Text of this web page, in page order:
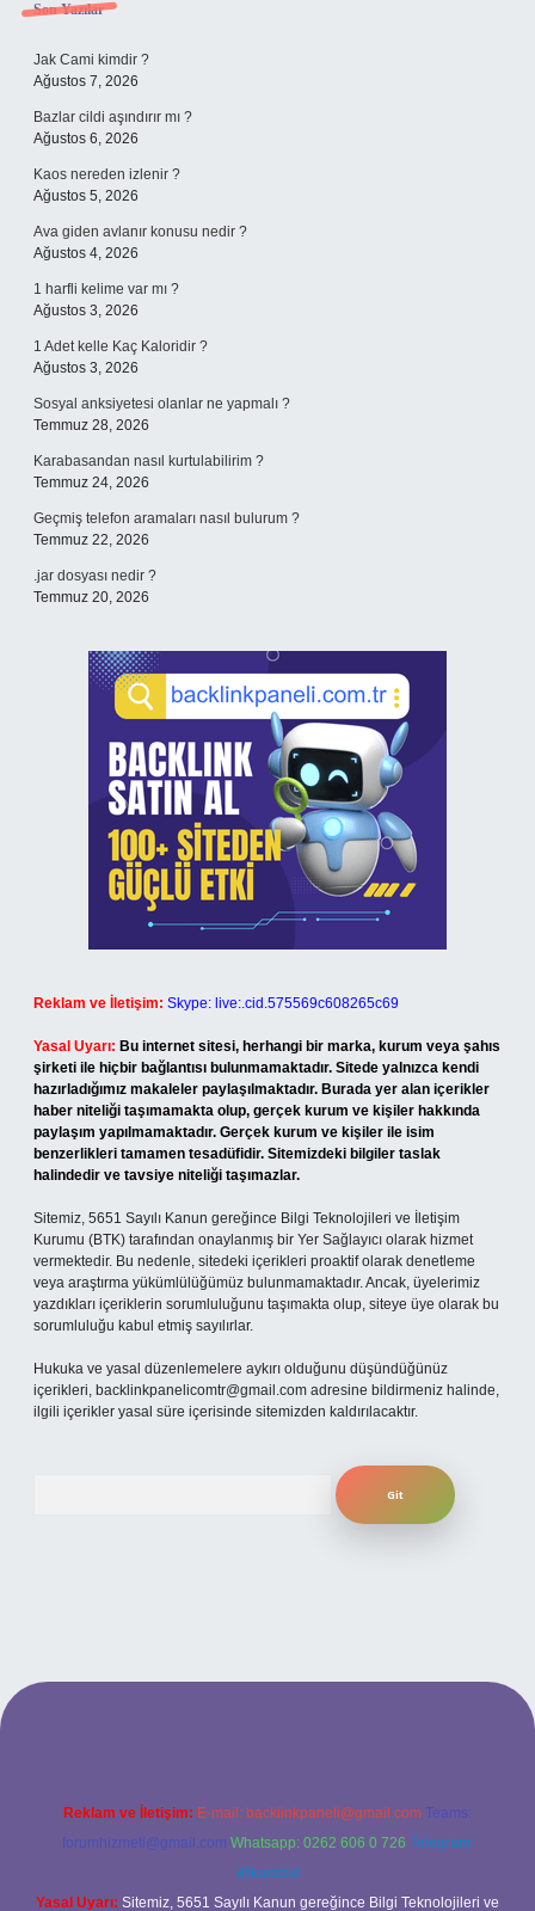
Sidebar
Son Yazılar
Jak Cami kimdir ?
Ağustos 7, 2026
Bazlar cildi aşındırır mı ?
Ağustos 6, 2026
Kaos nereden izlenir ?
Ağustos 5, 2026
Ava giden avlanır konusu nedir ?
Ağustos 4, 2026
1 harfli kelime var mı ?
Ağustos 3, 2026
1 Adet kelle Kaç Kaloridir ?
Ağustos 3, 2026
Sosyal anksiyetesi olanlar ne yapmalı ?
Temmuz 28, 2026
Karabasandan nasıl kurtulabilirim ?
Temmuz 24, 2026
Geçmiş telefon aramaları nasıl bulurum ?
Temmuz 22, 2026
.jar dosyası nedir ?
Temmuz 20, 2026
Reklam ve İletişim: Skype: live:.cid.575569c608265c69
Yasal Uyarı: Bu internet sitesi, herhangi bir marka, kurum veya şahıs
şirketi ile hiçbir bağlantısı bulunmamaktadır. Sitede yalnızca kendi
hazırladığımız makaleler paylaşılmaktadır. Burada yer alan içerikler
haber niteliği taşımamakta olup, gerçek kurum ve kişiler hakkında
paylaşım yapılmamaktadır. Gerçek kurum ve kişiler ile isim
benzerlikleri tamamen tesadüfidir. Sitemizdeki bilgiler taslak
halindedir ve tavsiye niteliği taşımazlar.
Sitemiz, 5651 Sayılı Kanun gereğince Bilgi Teknolojileri ve İletişim
Kurumu (BTK) tarafından onaylanmış bir Yer Sağlayıcı olarak hizmet
vermektedir. Bu nedenle, sitedeki içerikleri proaktif olarak denetleme
veya araştırma yükümlülüğümüz bulunmamaktadır. Ancak, üyelerimiz
yazdıkları içeriklerin sorumluluğunu taşımakta olup, siteye üye olarak bu
sorumluluğu kabul etmiş sayılırlar.
Hukuka ve yasal düzenlemelere aykırı olduğunu düşündüğünüz
içerikleri, backlinkpanelicomtr@gmail.com adresine bildirmeniz halinde,
ilgili içerikler yasal süre içerisinde sitemizden kaldırılacaktır.
Reklam ve İletişim: E-mail: backlinkpaneli@gmail.com Teams:
forumhizmeti@gmail.com Whatsapp: 0262 606 0 726 Telegram:
@karabul
Yasal Uyarı: Sitemiz, 5651 Sayılı Kanun gereğince Bilgi Teknolojileri ve